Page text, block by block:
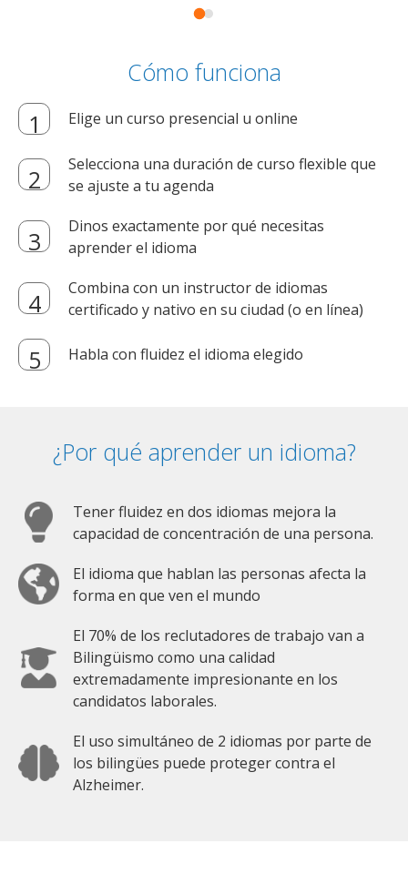
Cómo funciona
Elige un curso presencial u online
Selecciona una duración de curso flexible que
se ajuste a tu agenda
Dinos exactamente por qué necesitas
aprender el idioma
Combina con un instructor de idiomas
certificado y nativo en su ciudad (o en línea)
Habla con fluidez el idioma elegido
¿Por qué aprender un idioma?
Tener fluidez en dos idiomas mejora la
capacidad de concentración de una persona.
El idioma que hablan las personas afecta la
forma en que ven el mundo
El 70% de los reclutadores de trabajo van a
Bilingüismo como una calidad
extremadamente impresionante en los
candidatos laborales.
El uso simultáneo de 2 idiomas por parte de
los bilingües puede proteger contra el
Alzheimer.